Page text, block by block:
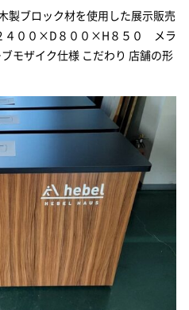
製ブロック材を使用した展示販売
４００×D８００×H８５０ メラ
モザイク仕様 こだわり 店舗の形